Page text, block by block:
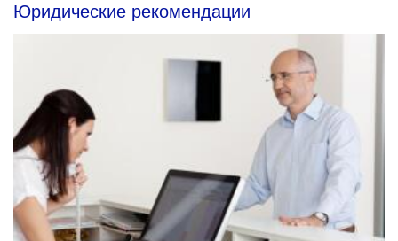
Юридические рекомендации